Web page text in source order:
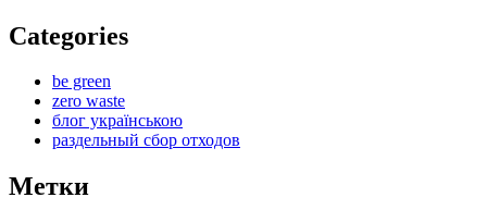
Categories
be green
zero waste
блог українською
раздельный сбор отходов
Метки